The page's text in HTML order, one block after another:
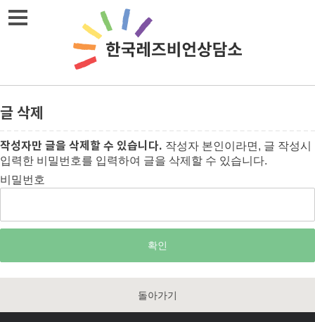
글 삭제
작성자만 글을 삭제할 수 있습니다. 작성자 본인이라면, 글 작성시
입력한 비밀번호를 입력하여 글을 삭제할 수 있습니다.
비밀번호
돌아가기